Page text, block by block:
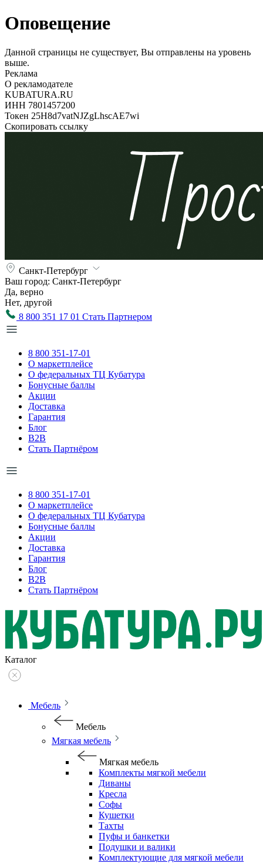
Оповещение
Данной страницы не существует, Вы отправлены на уровень
выше.
Реклама
О рекламодателе
KUBATURA.RU
ИНН 7801457200
Токен 25H8d7vatNJZgLhscAE7wi
Скопировать ссылку
Санкт-Петербург
Ваш город: Санкт-Петербург
Да, верно
Нет, другой
8 800 351 17 01 Стать Партнером
8 800 351-17-01
О маркетплейсе
О федеральных ТЦ Кубатура
Бонусные баллы
Акции
Доставка
Гарантия
Блог
B2B
Стать Партнёром
8 800 351-17-01
О маркетплейсе
О федеральных ТЦ Кубатура
Бонусные баллы
Акции
Доставка
Гарантия
Блог
B2B
Стать Партнёром
Каталог
Мебель
Мебель
Мягкая мебель
Мягкая мебель
Комплекты мягкой мебели
Диваны
Кресла
Софы
Кушетки
Тахты
Пуфы и банкетки
Подушки и валики
Комплектующие для мягкой мебели